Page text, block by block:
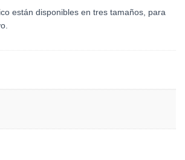
están disponibles en tres tamaños, para